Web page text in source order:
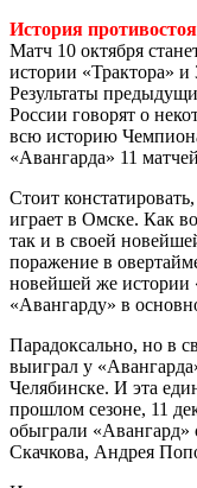
История
Матч 10 октября
истории «Трактора»
Результаты
России говорят о
всю историю
«Авангарда» 11
Стоит
играет в Омске. Как
так и в своей
поражение в
новейшей же истории
«Авангарду» в
Парадоксально, но в
выиграл у
Челябинске. И эта
прошлом сезоне, 11
обыграли «Авангард»
Скачкова, Андрея